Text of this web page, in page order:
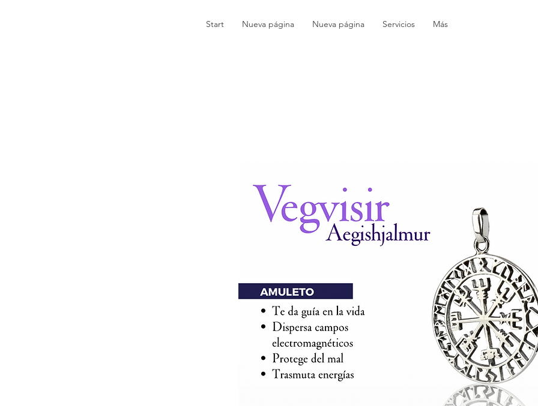
Start Nueva página Nueva página Servicios Más